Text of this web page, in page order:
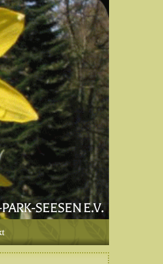
SEESEN E.V.